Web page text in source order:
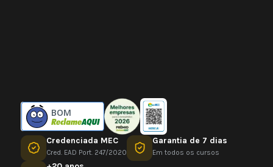
BOM
Credenciada MEC
Cred. EAD Port. 247/2020
Garantia de 7 dias
Em todos os cursos